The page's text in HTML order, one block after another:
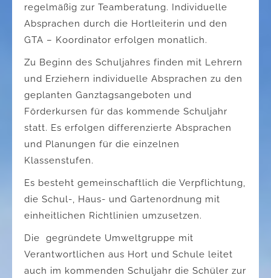
regelmäßig zur Teamberatung. Individuelle
Absprachen durch die Hortleiterin und den
GTA – Koordinator erfolgen monatlich.
Zu Beginn des Schuljahres finden mit Lehrern
und Erziehern individuelle Absprachen zu den
geplanten Ganztagsangeboten und
Förderkursen für das kommende Schuljahr
statt. Es erfolgen differenzierte Absprachen
und Planungen für die einzelnen
Klassenstufen.
Es besteht gemeinschaftlich die Verpflichtung,
die Schul-, Haus- und Gartenordnung mit
einheitlichen Richtlinien umzusetzen.
Die gegründete Umweltgruppe mit
Verantwortlichen aus Hort und Schule leitet
auch im kommenden Schuljahr die Schüler zur